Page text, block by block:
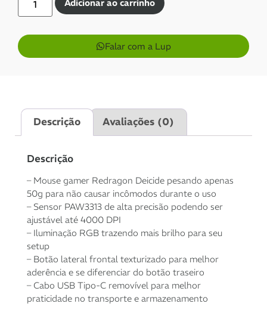
Aprovação imediata
2x deR$62,50 sem
R$
Adicionar ao carrinho
Falar com a Lup
Descrição Avaliações (0)
Descrição
– Mouse gamer Redragon Deicide pesando apenas
50g para não causar incômodos durante o uso
– Sensor PAW3313 de alta precisão podendo ser
ajustável até 4000 DPI
– Iluminação RGB trazendo mais brilho para seu
setup
– Botão lateral frontal texturizado para melhor
aderência e se diferenciar do botão traseiro
– Cabo USB Tipo-C removível para melhor
praticidade no transporte e armazenamento